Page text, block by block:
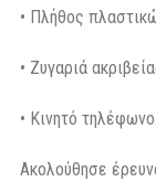
• Πλήθος
• Ζυγαριά
• Κινητό τηλέφωνο.
Ακολούθησε